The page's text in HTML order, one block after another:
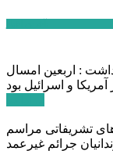
: اربعین امسال
تشریفاتی مراسم
جرائم غیرعمد